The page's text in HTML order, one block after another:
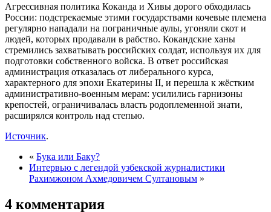
Агрессивная политика Коканда и Хивы дорого обходилась
России: подстрекаемые этими государствами кочевые племена
регулярно нападали на пограничные аулы, угоняли скот и
людей, которых продавали в рабство. Кокандские ханы
стремились захватывать российских солдат, используя их для
подготовки собственного войска. В ответ российская
администрация отказалась от либерального курса,
характерного для эпохи Екатерины II, и перешла к жёстким
административно-военным мерам: усилились гарнизоны
крепостей, ограничивалась власть родоплеменной знати,
расширялся контроль над степью.
Источник.
« Бука или Баку?
Интервью с легендой узбекской журналистики
Рахимжоном Ахмедовичем Султановым »
4 комментария